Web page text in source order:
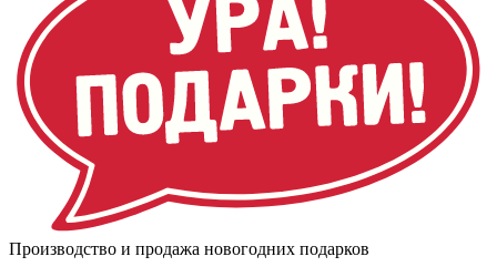
Производство и продажа новогодних подарков